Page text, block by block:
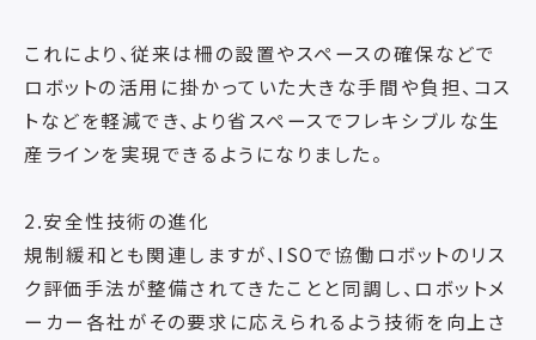
これにより、従来は柵の設置やスペースの確保などで
ロボットの活用に掛かっていた大きな手間や負担、コス
トなどを軽減でき、より省スペースでフレキシブルな生
産ラインを実現できるようになりました。
2.安全性技術の進化
規制緩和とも関連しますが、ISOで協働ロボットのリス
ク評価手法が整備されてきたことと同調し、ロボットメ
ーカー各社がその要求に応えられるよう技術を向上さ